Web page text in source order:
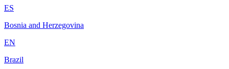
ES
Bosnia and Herzegovina
EN
Brazil